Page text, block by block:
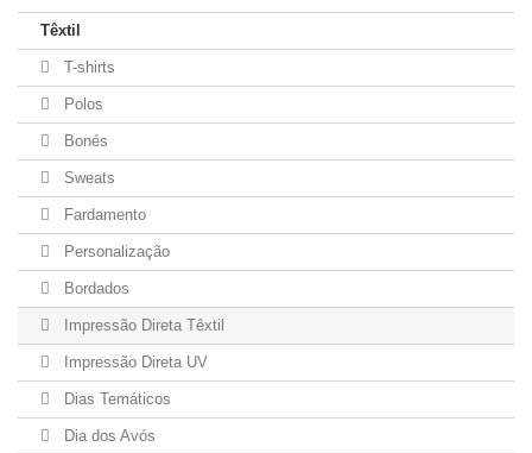
Têxtil
T-shirts
Polos
Bonés
Sweats
Fardamento
Personalização
Bordados
Impressão Direta Têxtil
Impressão Direta UV
Dias Temáticos
Dia dos Avós